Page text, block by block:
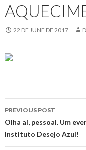
22 DE JUNE DE 2017
Post
navigation
PREVIOUS POST
Olha aí, pessoal. Um
Instituto Desejo Azul!